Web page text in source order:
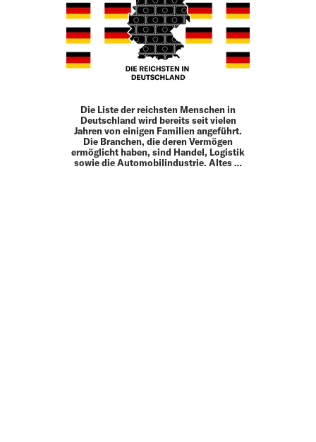
Die Liste der reichsten Menschen in
Deutschland wird bereits seit vielen
Jahren von einigen Familien angeführt.
Die Branchen, die deren Vermögen
ermöglicht haben, sind Handel, Logistik
sowie die Automobilindustrie. Altes …